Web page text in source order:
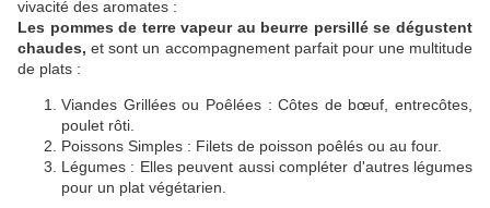
vivacité des aromates :
Les pommes de terre vapeur au beurre persillé se dégustent
chaudes, et sont un accompagnement parfait pour une multitude
de plats :
Viandes Grillées ou Poêlées : Côtes de bœuf, entrecôtes,
poulet rôti.
Poissons Simples : Filets de poisson poêlés ou au four.
Légumes : Elles peuvent aussi compléter d'autres légumes
pour un plat végétarien.